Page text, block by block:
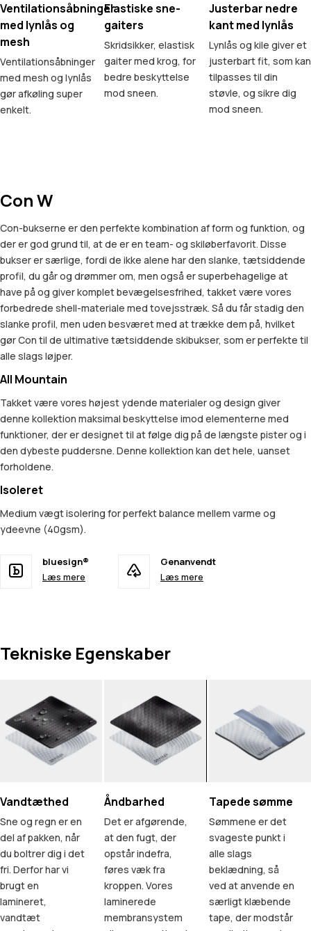
Ventilationsåbninger
med lynlås og
mesh
Ventilationsåbninger
med mesh og lynlås
gør afkøling super
enkelt.
Elastiske sne-
gaiters
Skridsikker, elastisk
gaiter med krog, for
bedre beskyttelse
mod sneen.
Justerbar nedre
kant med lynlås
Lynlås og kile giver et
justerbart fit, som kan
tilpasses til din
støvle, og sikre dig
mod sneen.
Con W
Con-bukserne er den perfekte kombination af form og funktion, og
der er god grund til, at de er en team- og skiløberfavorit. Disse
bukser er særlige, fordi de ikke alene har den slanke, tætsiddende
profil, du går og drømmer om, men også er superbehagelige at
have på og giver komplet bevægelsesfrihed, takket være vores
forbedrede shell-materiale med tovejsstræk. Så du får stadig den
slanke profil, men uden besværet med at trække dem på, hvilket
gør Con til de ultimative tætsiddende skibukser, som er perfekte til
alle slags løjper.
All Mountain
Takket være vores højest ydende materialer og design giver
denne kollektion maksimal beskyttelse imod elementerne med
funktioner, der er designet til at følge dig på de længste pister og i
den dybeste puddersne. Denne kollektion kan det hele, uanset
forholdene.
Isoleret
Medium vægt isolering for perfekt balance mellem varme og
ydeevne (40gsm).
bluesign®
Læs mere
Genanvendt
Læs mere
Tekniske Egenskaber
Vandtæthed
Sne og regn er en
del af pakken, når
du boltrer dig i det
fri. Derfor har vi
brugt en
lamineret,
vandtæt
Åndbarhed
Det er afgørende,
at den fugt, der
opstår indefra,
føres væk fra
kroppen. Vores
laminerede
membransystem
Tapede sømme
Sømmene er det
svageste punkt i
alle slags
beklædning, så
ved at anvende en
særligt klæbende
tape, der modstår